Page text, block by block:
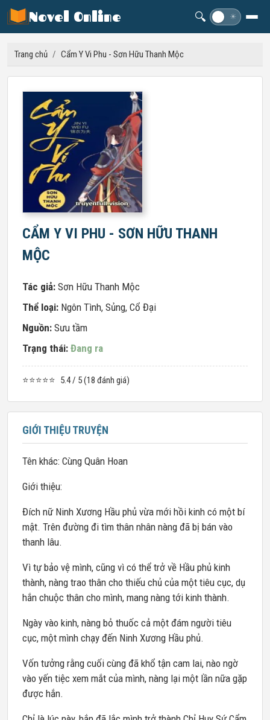
Novel Online 🔍 ☀
Trang chủ / Cẩm Y Vi Phu - Sơn Hữu Thanh Mộc
CẨM Y VI PHU - SƠN HỮU THANH
MỘC
Tác giả: Sơn Hữu Thanh Mộc
Thể loại: Ngôn Tình, Sủng, Cổ Đại
Nguồn: Sưu tầm
Trạng thái: Đang ra
⭐⭐⭐⭐⭐ 5.4 / 5 (18 đánh giá)
GIỚI THIỆU TRUYỆN
Tên khác: Cùng Quân Hoan
Giới thiệu:
Đích nữ Ninh Xương Hầu phủ vừa mới hồi kinh có một bí
mật. Trên đường đi tìm thân nhân nàng đã bị bán vào
thanh lâu.
Vì tự bảo vệ mình, cũng vì có thể trở về Hầu phủ kinh
thành, nàng trao thân cho thiếu chủ của một tiêu cục, dụ
hắn chuộc thân cho mình, mang nàng tới kinh thành.
Ngày vào kinh, nàng bỏ thuốc cả một đám người tiêu
cục, một mình chạy đến Ninh Xương Hầu phủ.
Vốn tưởng rằng cuối cùng đã khổ tận cam lai, nào ngờ
vào yến tiệc xem mắt của mình, nàng lại một lần nữa gặp
được hắn.